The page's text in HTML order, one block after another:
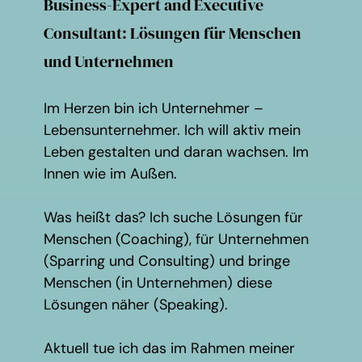
Business-Expert and Executive
Consultant: Lösungen für Menschen
und Unternehmen
Im Herzen bin ich Unternehmer –
Lebensunternehmer. Ich will aktiv mein
Leben gestalten und daran wachsen. Im
Innen wie im Außen.
Was heißt das? Ich suche Lösungen für
Menschen (Coaching), für Unternehmen
(Sparring und Consulting) und bringe
Menschen (in Unternehmen) diese
Lösungen näher (Speaking).
Aktuell tue ich das im Rahmen meiner